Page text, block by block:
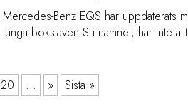
Mercedes-Benz EQS har uppdaterats
tunga bokstaven S i namnet, har inte
20 ... » Sista »